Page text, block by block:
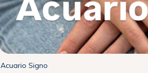
Acuario Signo